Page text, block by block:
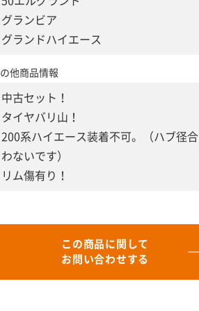
グランビア
グランドハイエース
他商品情報
中古セット！
タイヤバリ山！
200系ハイエース装着不可。（ハブ径合
わないです）
リム傷有り！
この商品に関して
お問い合わせする